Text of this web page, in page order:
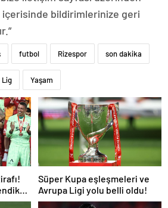
içerisinde bildirimlerinize geri
futbol Rizespor son dakika
Lig Yaşam
Süper Kupa eşleşmeleri ve
Avrupa Ligi yolu belli oldu!